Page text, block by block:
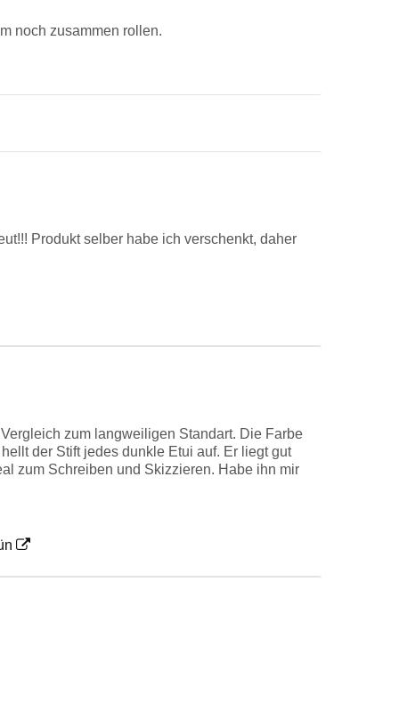
noch zusammen rollen.
Produkt selber habe ich verschenkt, daher
zum langweiligen Standart. Die Farbe
der Stift jedes dunkle Etui auf. Er liegt gut
zum Schreiben und Skizzieren. Habe ihn mir